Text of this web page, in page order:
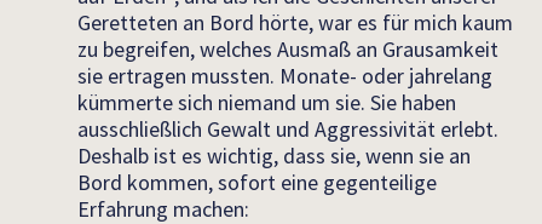
Geretteten an Bord hörte, war es für mich kaum
zu begreifen, welches Ausmaß an Grausamkeit
sie ertragen mussten. Monate- oder jahrelang
kümmerte sich niemand um sie. Sie haben
ausschließlich Gewalt und Aggressivität erlebt.
Deshalb ist es wichtig, dass sie, wenn sie an
Bord kommen, sofort eine gegenteilige
Erfahrung machen: